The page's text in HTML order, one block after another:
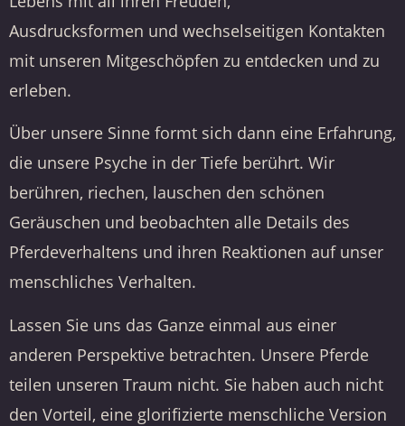
Ausdrucksformen und wechselseitigen Kontakten
mit unseren Mitgeschöpfen zu entdecken und zu
erleben.
Über unsere Sinne formt sich dann eine Erfahrung,
die unsere Psyche in der Tiefe berührt. Wir
berühren, riechen, lauschen den schönen
Geräuschen und beobachten alle Details des
Pferdeverhaltens und ihren Reaktionen auf unser
menschliches Verhalten.
Lassen Sie uns das Ganze einmal aus einer
anderen Perspektive betrachten. Unsere Pferde
teilen unseren Traum nicht. Sie haben auch nicht
den Vorteil, eine glorifizierte menschliche Version